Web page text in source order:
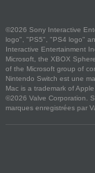
©2026 Sony Interactive
logo", "PS5", "PS4 logo"
Interactive Entertainment
Microsoft, the XBOX
of the Microsoft group of
Nintendo Switch est une
Mac is a trademark of Apple
©2026 Valve Corporation.
marques enregistrées par